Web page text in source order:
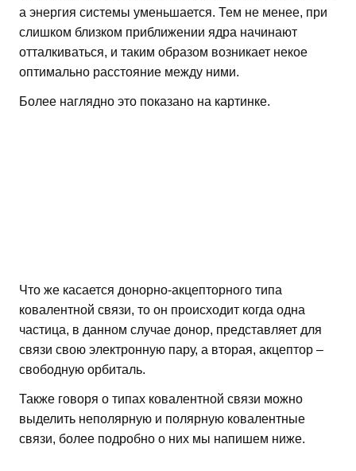
а энергия системы уменьшается. Тем не менее, при
слишком близком приближении ядра начинают
отталкиваться, и таким образом возникает некое
оптимально расстояние между ними.
Более наглядно это показано на картинке.
Что же касается донорно-акцепторного типа
ковалентной связи, то он происходит когда одна
частица, в данном случае донор, представляет для
связи свою электронную пару, а вторая, акцептор –
свободную орбиталь.
Также говоря о типах ковалентной связи можно
выделить неполярную и полярную ковалентные
связи, более подробно о них мы напишем ниже.